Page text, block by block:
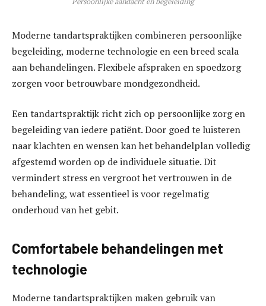
Moderne tandartspraktijken combineren persoonlijke
begeleiding, moderne technologie en een breed scala
aan behandelingen. Flexibele afspraken en spoedzorg
zorgen voor betrouwbare mondgezondheid.
Een tandartspraktijk richt zich op persoonlijke zorg en
begeleiding van iedere patiënt. Door goed te luisteren
naar klachten en wensen kan het behandelplan volledig
afgestemd worden op de individuele situatie. Dit
vermindert stress en vergroot het vertrouwen in de
behandeling, wat essentieel is voor regelmatig
onderhoud van het gebit.
Comfortabele behandelingen met
technologie
Moderne tandartspraktijken maken gebruik van